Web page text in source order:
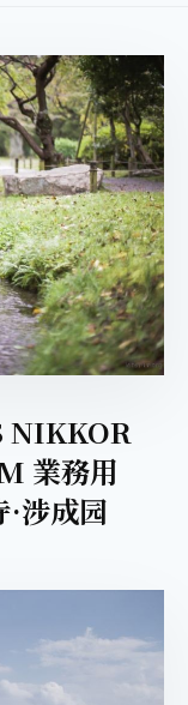
NIKKOR
業務用
涉成园